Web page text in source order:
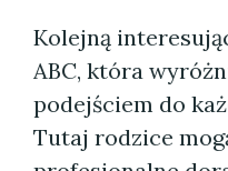
Kolejną
ABC, która
podejściem do
Tutaj rodzice